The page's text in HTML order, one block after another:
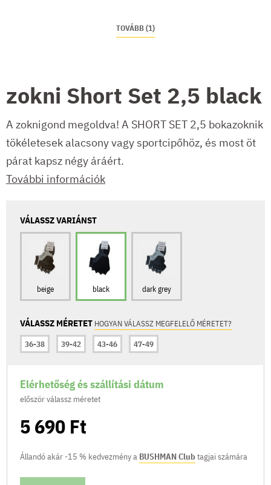
TOVÁBB (1)
zokni Short Set 2,5 black
A zoknigond megoldva! A SHORT SET 2,5 bokazoknik
tökéletesek alacsony vagy sportcipőhöz, és most öt
párat kapsz négy áráért.
További információk
VÁLASSZ VARIÁNST
beige black dark grey
VÁLASSZ MÉRETET HOGYAN VÁLASSZ MEGFELELŐ MÉRETET?
36-38
39-42 43-46 47-49
Elérhetőség és szállítási dátum
először válassz méretet
5 690 Ft
Állandó akár -15 % kedvezmény a BUSHMAN Clubtagjai számára